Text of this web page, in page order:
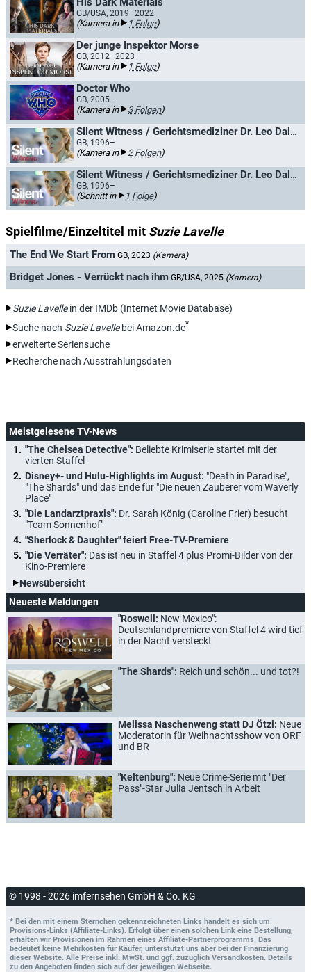
GB/USA, 2019–2022
(Kamera in 1 Folge)
Der junge Inspektor Morse
GB, 2012–2023
(Kamera in 1 Folge)
Doctor Who
GB, 2005–
(Kamera in 3 Folgen)
Silent Witness / Gerichtsmediziner Dr. Leo Dalton
GB, 1996–
(Kamera in 2 Folgen)
Silent Witness / Gerichtsmediziner Dr. Leo Dalton
GB, 1996–
(Schnitt in 1 Folge)
Spielfilme/Einzeltitel mit Suzie Lavelle
The End We Start From GB, 2023 (Kamera)
Bridget Jones - Verrückt nach ihm GB/USA, 2025 (Kamera)
Suzie Lavellein der IMDb (Internet Movie Database)
Suche nach Suzie Lavellebei Amazon.de*
erweiterte Seriensuche
Recherche nach Ausstrahlungsdaten
Meistgelesene TV-News
"The Chelsea Detective": Beliebte Krimiserie startet mit der
vierten Staffel
Disney+- und Hulu-Highlights im August: "Death in Paradise",
"The Shards" und das Ende für "Die neuen Zauberer vom Waverly
Place"
"Die Landarztpraxis": Dr. Sarah König (Caroline Frier) besucht
"Team Sonnenhof"
"Sherlock & Daughter" feiert Free-TV-Premiere
"Die Verräter": Das ist neu in Staffel 4 plus Promi-Bilder von der
Kino-Premiere
Newsübersicht
Neueste Meldungen
"Roswell: New Mexico":
Deutschlandpremiere von Staffel 4 wird tief
in der Nacht versteckt
"The Shards": Reich und schön... und tot?!
Melissa Naschenweng statt DJ Ötzi: Neue
Moderatorin für Weihnachtsshow von ORF
und BR
"Keltenburg": Neue Crime-Serie mit "Der
Pass"-Star Julia Jentsch in Arbeit
© 1998 - 2026 imfernsehen GmbH & Co. KG
* Bei den mit einem Sternchen gekennzeichneten Links handelt es sich um
Provisions-Links (Affiliate-Links). Erfolgt über einen solchen Link eine Bestellung,
erhalten wir Provisionen im Rahmen eines Affiliate-Partnerprogramms. Das
bedeutet keine Mehrkosten für Käufer, unterstützt uns aber bei der Finanzierung
dieser Website. Alle Preise inkl. MwSt. und ggf. zuzüglich Versandkosten. Details
zu den Angeboten finden sich auf der jeweiligen Webseite.